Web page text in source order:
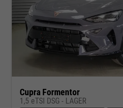
Cupra Formentor
1,5 eTSI DSG - LAGER